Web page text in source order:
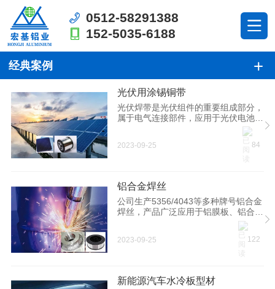
0512-58291388
152-5035-6188
经典案例
光伏用涂锡铜带
光伏焊带是光伏组件的重要组成部分，
属于电气连接部件，应用于光伏电池片
的串联或并联，发挥导电聚电的重要作
用，以提升光伏组件的输出电压和功
率。公司光伏焊带产品规格齐全、尺寸
2023-09-25 84
铝合金焊丝
公司生产5356/4043等多种牌号铝合金
焊丝，产品广泛应用于铝膜板、铝合金
铸件、压力容器等各类铝合金部件焊
接；公司 “高质量5356铝镁合金焊丝设
计及关键技术” 研发项目荣获江苏省铸
2023-09-25 122
新能源汽车水冷板型材